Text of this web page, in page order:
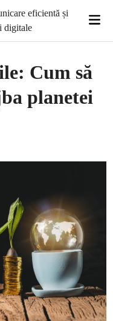
eficientă și
digitale
Cum să
planetei